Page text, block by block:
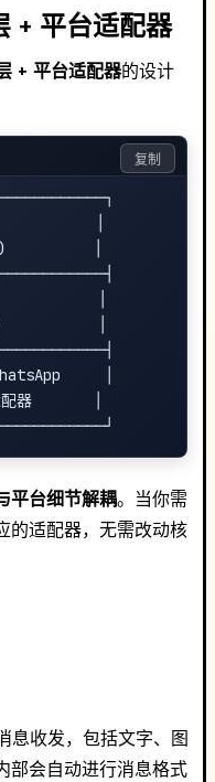
+ 平台适配器
+ 平台适配器的设计
│
)          │
│
)           │
│
配器       │
复制
平台细节解耦。当你需
的适配器，无需改动核
息收发，包括文字、图
部会自动进行消息格式